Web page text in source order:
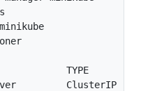
minikube
TYPE
ClusterIP